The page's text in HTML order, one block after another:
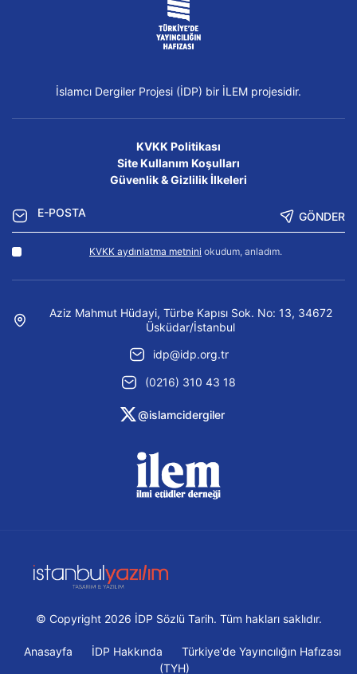
İslamcı Dergiler Projesi (İDP) bir İLEM projesidir.
KVKK Politikası
Site Kullanım Koşulları
Güvenlik & Gizlilik İlkeleri
GÖNDER
KVKK aydınlatma metnini okudum, anladım.
Aziz Mahmut Hüdayi, Türbe Kapısı Sok. No: 13, 34672
Üsküdar/İstanbul
idp@idp.org.tr
(0216) 310 43 18
@islamcidergiler
© Copyright 2026 İDP Sözlü Tarih. Tüm hakları saklıdır.
Anasayfa İDP Hakkında
Türkiye'de Yayıncılığın Hafızası
(TYH)